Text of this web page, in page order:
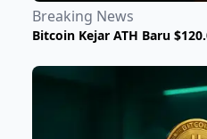
Breaking News
Bitcoin Kejar ATH Baru